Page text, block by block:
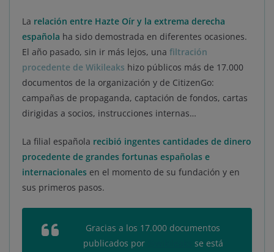
La relación entre Hazte Oír y la extrema derecha
española ha sido demostrada en diferentes ocasiones.
El año pasado, sin ir más lejos, una filtración
procedente de Wikileaks hizo públicos más de 17.000
documentos de la organización y de CitizenGo:
campañas de propaganda, captación de fondos, cartas
dirigidas a socios, instrucciones internas…
La filial española recibió ingentes cantidades de dinero
procedente de grandes fortunas españolas e
internacionales en el momento de su fundación y en
sus primeros pasos.
Gracias a los 17.000 documentos
publicados por
se está